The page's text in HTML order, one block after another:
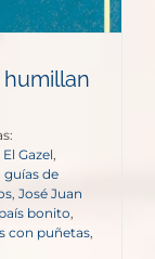
humillan
El Gazel,
guías de
, José Juan
país bonito,
con puñetas,